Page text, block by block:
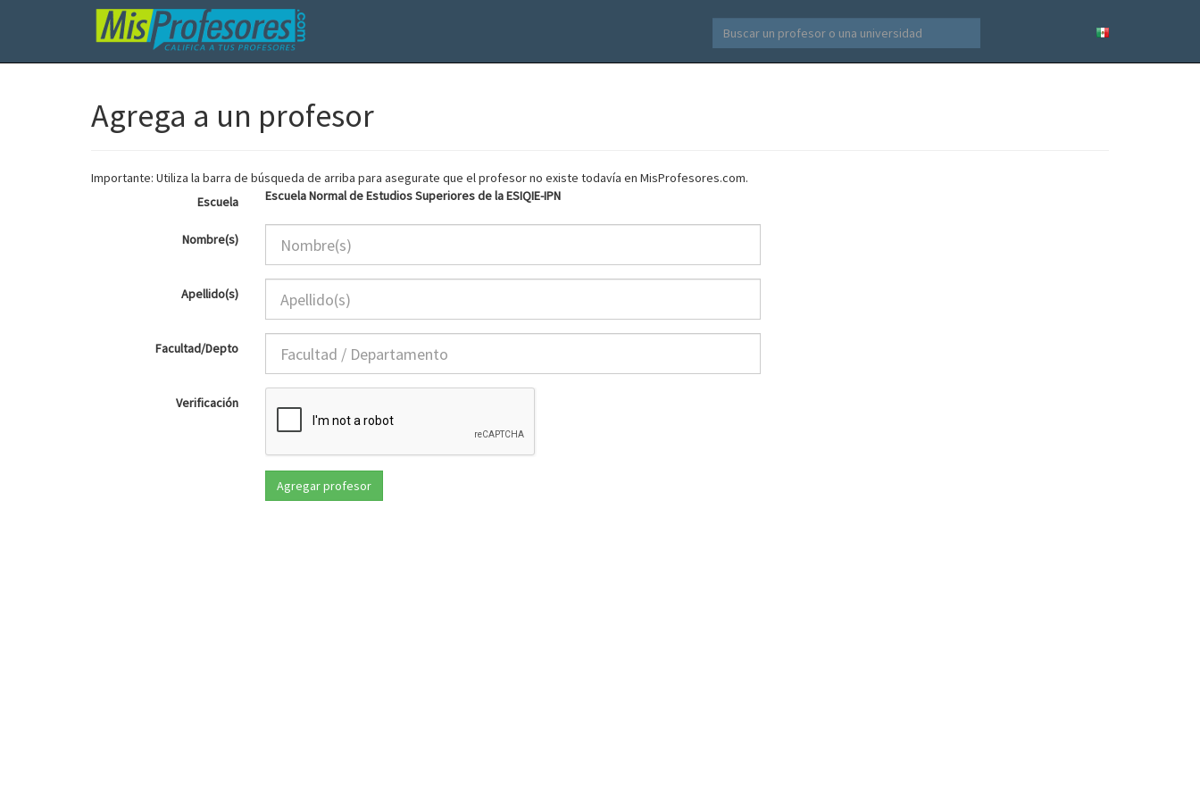
Agrega a un profesor
Importante: Utiliza la barra de búsqueda de arriba para asegurate que el profesor no existe todavía en MisProfesores.com.
Escuela
Escuela Normal de Estudios Superiores de la ESIQIE-IPN
Nombre(s)
Apellido(s)
Facultad/Depto
Verificación